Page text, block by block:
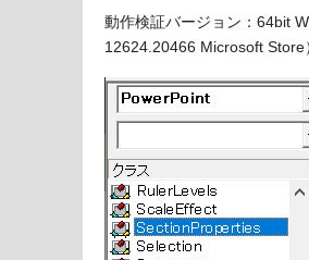
動作検証バージョン：64bit
12624.20466 Microsoft Store